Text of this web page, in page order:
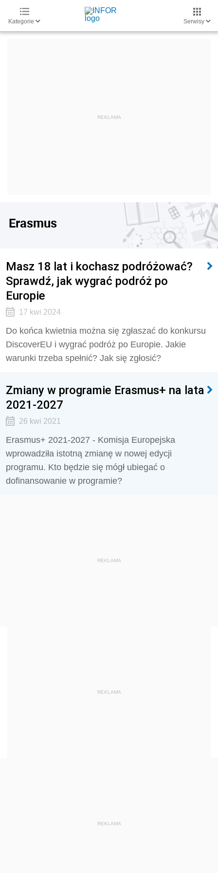
Kategorie Serwisy
Erasmus
Masz 18 lat i kochasz podróżować?
Sprawdź, jak wygrać podróż po
Europie
17 kwi 2024
Do końca kwietnia można się zgłaszać do konkursu
DiscoverEU i wygrać podróż po Europie. Jakie
warunki trzeba spełnić? Jak się zgłosić?
Zmiany w programie Erasmus+ na lata
2021-2027
26 kwi 2021
Erasmus+ 2021-2027 - Komisja Europejska
wprowadziła istotną zmianę w nowej edycji
programu. Kto będzie się mógł ubiegać o
dofinansowanie w programie?
REKLAMA
REKLAMA
REKLAMA